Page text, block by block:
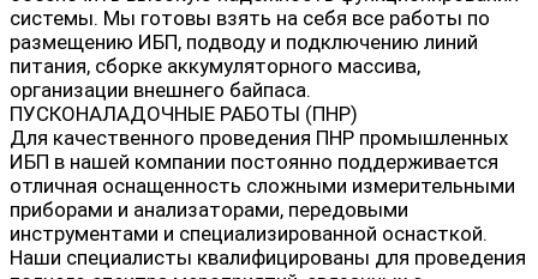
системы. Мы готовы взять на себя все работы по
размещению ИБП, подводу и подключению линий
питания, сборке аккумуляторного массива,
организации внешнего байпаса.
ПУСКОНАЛАДОЧНЫЕ РАБОТЫ (ПНР)
Для качественного проведения ПНР промышленных
ИБП в нашей компании постоянно поддерживается
отличная оснащенность сложными измерительными
приборами и анализаторами, передовыми
инструментами и специализированной оснасткой.
Наши специалисты квалифицированы для проведения